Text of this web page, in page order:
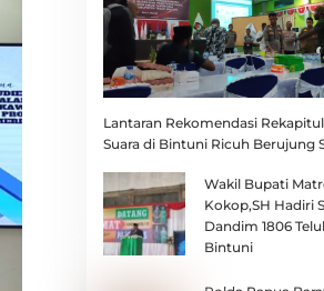
Lantaran Rekomendasi
Suara di Bintuni Ricuh Berujung
Wakil Bupati
Kokop,SH Hadiri
Dandim 1806
Bintuni